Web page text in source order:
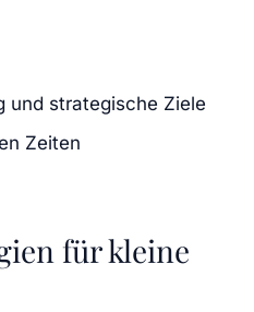
und strategische Ziele
Zeiten
für kleine